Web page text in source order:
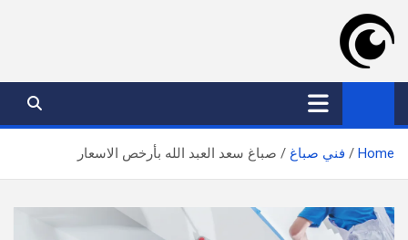
content
موقع عدسة الكويت
افضل خدمات بالكويت
Home فني صباغ صباغ سعد العبد الله بأرخص الاسعار